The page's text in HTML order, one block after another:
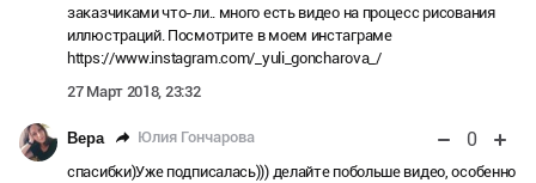
заказчиками что-ли.. много есть видео на процесс рисования
иллюстраций. Посмотрите в моем инстаграме
https://www.instagram.com/_yuli_goncharova_/
27 Март 2018, 23:32
Вера Юлия Гончарова 0
спасибки)Уже подписалась))) делайте побольше видео, особенно